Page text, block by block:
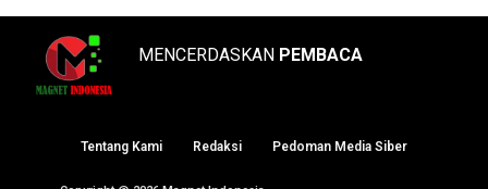
MENCERDASKAN PEMBACA
Tentang Kami Redaksi Pedoman Media Siber